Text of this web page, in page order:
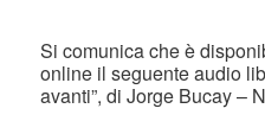
Si comunica che è
online il seguente audio
avanti”, di Jorge Bucay –